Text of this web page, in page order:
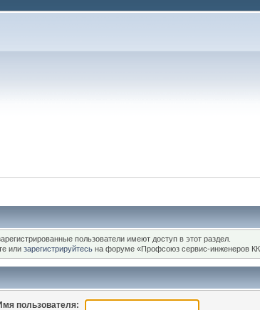
пользователи имеют доступ в этот раздел.
илизарегистрируйтесь на форуме «Профсоюз сервис-инженеров
пользователя: